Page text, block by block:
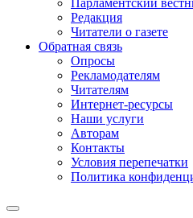
Парламентский
Редакция
Читатели о газете
Обратная связь
Опросы
Рекламодателям
Читателям
Интернет-ресурсы
Наши услуги
Авторам
Контакты
Условия перепечатки
Политика